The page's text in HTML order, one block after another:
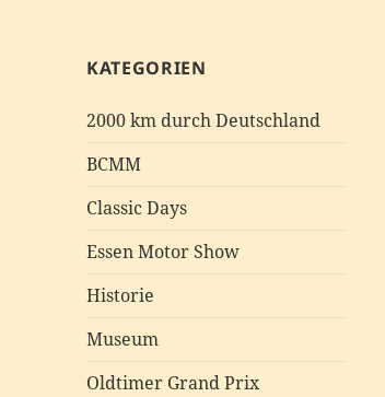
KATEGORIEN
2000 km durch Deutschland
BCMM
Classic Days
Essen Motor Show
Historie
Museum
Oldtimer Grand Prix